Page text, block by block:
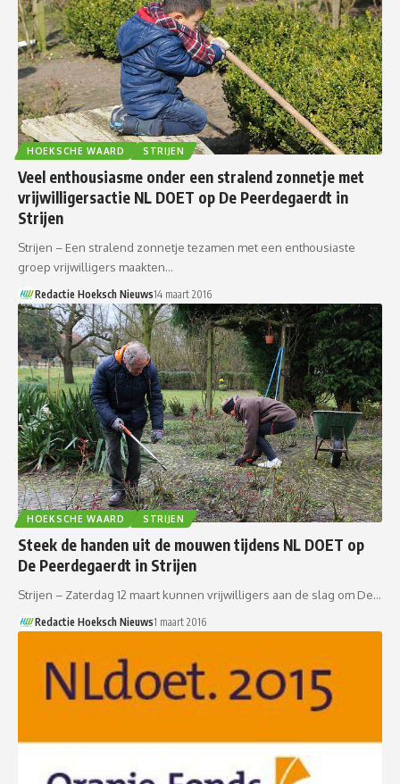
HOEKSCHE WAARD STRIJEN
Veel enthousiasme onder een stralend zonnetje met
vrijwilligersactie NL DOET op De Peerdegaerdt in
Strijen
Strijen – Een stralend zonnetje tezamen met een enthousiaste
groep vrijwilligers maakten…
Redactie Hoeksch Nieuws14 maart 2016
HOEKSCHE WAARD STRIJEN
Steek de handen uit de mouwen tijdens NL DOET op
De Peerdegaerdt in Strijen
Strijen – Zaterdag 12 maart kunnen vrijwilligers aan de slag om De…
Redactie Hoeksch Nieuws1 maart 2016